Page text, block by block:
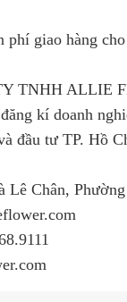
phí giao hàng
TNHH ALLIE
kí doanh
đầu tư TP. Hồ
Lê Chân,